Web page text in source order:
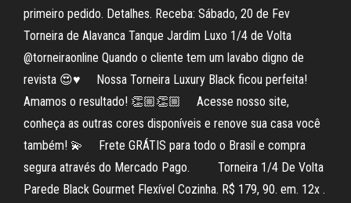
primeiro pedido. Detalhes. Receba: Sábado, 20 de Fev
Torneira de Alavanca Tanque Jardim Luxo 1/4 de Volta
@torneiraonline Quando o cliente tem um lavabo digno de
revista 😍♥️ ⠀ Nossa Torneira Luxury Black ficou perfeita!
Amamos o resultado! 👏🏼👏🏼 ⠀ Acesse nosso site,
conheça as outras cores disponíveis e renove sua casa você
também! 💫 ⠀ Frete GRÁTIS para todo o Brasil e compra
segura através do Mercado Pago. ⠀ ⠀ Torneira 1/4 De Volta
Parede Black Gourmet Flexível Cozinha. R$ 179, 90. em. 12x .